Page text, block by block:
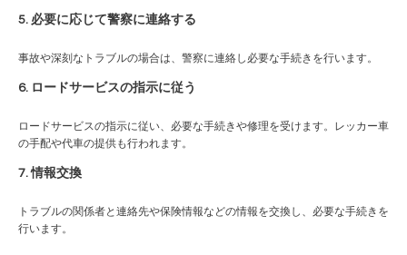
5. 必要に応じて警察に連絡する
事故や深刻なトラブルの場合は、警察に連絡し必要な手続きを行います。
6. ロードサービスの指示に従う
ロードサービスの指示に従い、必要な手続きや修理を受けます。レッカー車
の手配や代車の提供も行われます。
7. 情報交換
トラブルの関係者と連絡先や保険情報などの情報を交換し、必要な手続きを
行います。